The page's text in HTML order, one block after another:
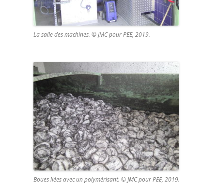
La salle des machines. © JMC pour PEE, 2019.
Boues liées avec un polymérisant. © JMC pour PEE, 2019.